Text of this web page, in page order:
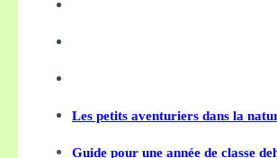
Les petits aventuriers dans la
Guide pour une année de classe